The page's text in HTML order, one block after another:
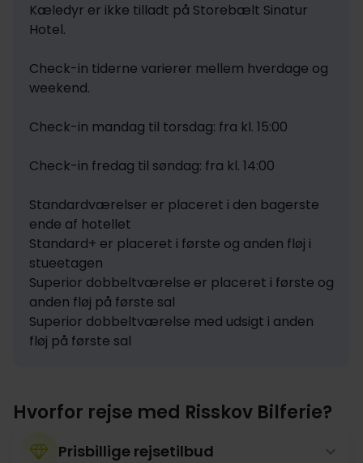
Kæledyr er ikke tilladt på Storebælt Sinatur
Hotel.
Check-in tiderne varierer mellem hverdage og
weekend.
Check-in mandag til torsdag: fra kl. 15:00
Check-in fredag til søndag: fra kl. 14:00
Standardværelser er placeret i den bagerste
ende af hotellet
Standard+ er placeret i første og anden fløj i
stueetagen
Superior dobbeltværelse er placeret i første og
anden fløj på første sal
Superior dobbeltværelse med udsigt i anden
fløj på første sal
Hvorfor rejse med Risskov Bilferie?
Prisbillige rejsetilbud